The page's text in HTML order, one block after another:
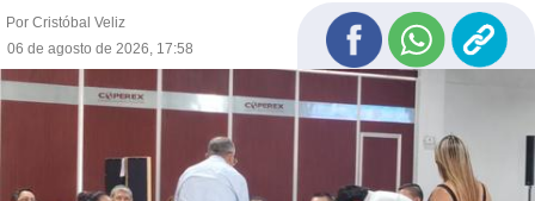
Por Cristóbal Veliz
06 de agosto de 2026, 17:58